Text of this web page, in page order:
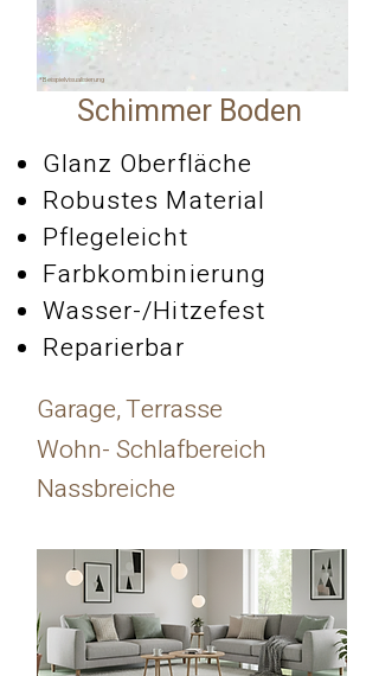
Schimmer Boden
Glanz Oberfläche
Robustes Material
Pflegeleicht
Farbkombinierung
Wasser-/Hitzefest
Reparierbar
Garage, Terrasse
Wohn- Schlafbereich
Nassbreiche
*Beispielvisualisierung